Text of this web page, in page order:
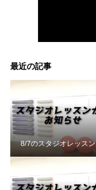
最近の記事
8/7のスタジオレッスン